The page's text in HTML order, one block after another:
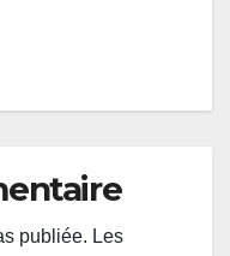
publiée. Les